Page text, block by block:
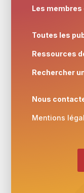
Les membres
Toutes les
Ressources
Rechercher
Nous
Mentions